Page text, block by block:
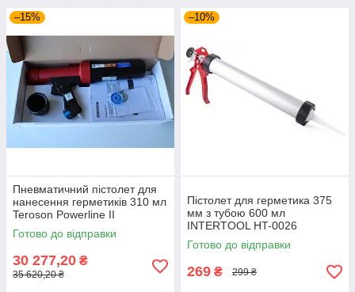
–15%
Пневматичний пістолет для
нанесення герметиків 310 мл
Teroson Powerline II
Dispenser (960304)
Готово до відправки
30 277,20 ₴
35 620,20 ₴
–10%
Пістолет для герметика 375
мм з тубою 600 мл
INTERTOOL HT-0026
Готово до відправки
269 ₴ 299 ₴